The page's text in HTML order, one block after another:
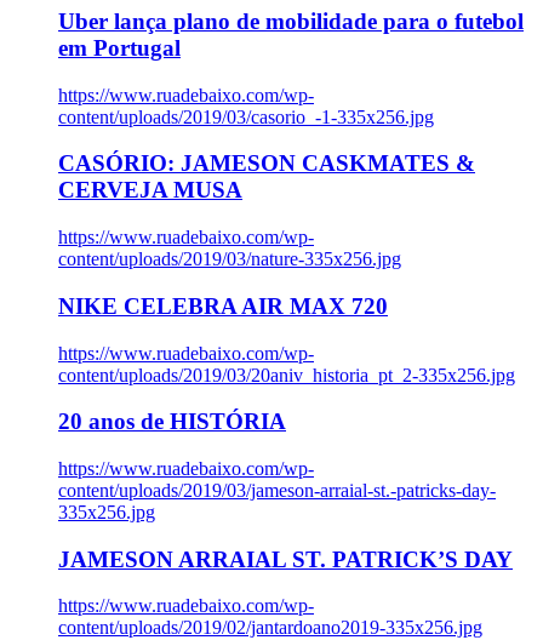
Uber lança plano de mobilidade para o futebol
em Portugal
https://www.ruadebaixo.com/wp-
content/uploads/2019/03/casorio_-1-335x256.jpg
CASÓRIO: JAMESON CASKMATES &
CERVEJA MUSA
https://www.ruadebaixo.com/wp-
content/uploads/2019/03/nature-335x256.jpg
NIKE CELEBRA AIR MAX 720
https://www.ruadebaixo.com/wp-
content/uploads/2019/03/20aniv_historia_pt_2-335x256.jpg
20 anos de HISTÓRIA
https://www.ruadebaixo.com/wp-
content/uploads/2019/03/jameson-arraial-st.-patricks-day-
335x256.jpg
JAMESON ARRAIAL ST. PATRICK’S DAY
https://www.ruadebaixo.com/wp-
content/uploads/2019/02/jantardoano2019-335x256.jpg